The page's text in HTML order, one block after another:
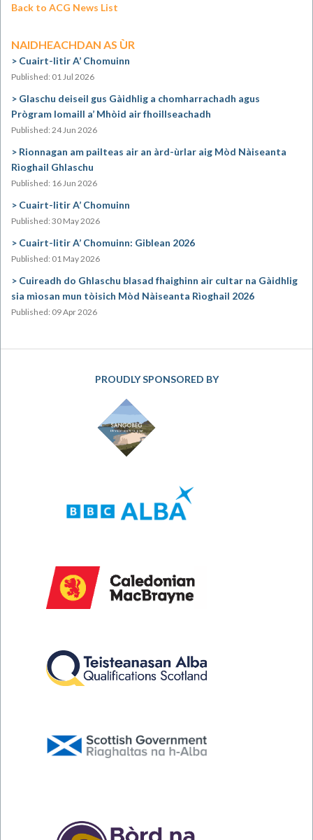
Back to ACG News List
NAIDHEACHDAN AS ÙR
Cuairt-litir A’ Chomuinn
Published: 01 Jul 2026
Glaschu deiseil gus Gàidhlig a chomharrachadh agus
Prògram Iomaill a’ Mhòid air fhoillseachadh
Published: 24 Jun 2026
Rionnagan am pailteas air an àrd-ùrlar aig Mòd Nàiseanta
Rìoghail Ghlaschu
Published: 16 Jun 2026
Cuairt-litir A’ Chomuinn
Published: 30 May 2026
Cuairt-litir A’ Chomuinn: Giblean 2026
Published: 01 May 2026
Cuireadh do Ghlaschu blasad fhaighinn air cultar na Gàidhlig
sia mìosan mun tòisich Mòd Nàiseanta Rìoghail 2026
Published: 09 Apr 2026
PROUDLY SPONSORED BY